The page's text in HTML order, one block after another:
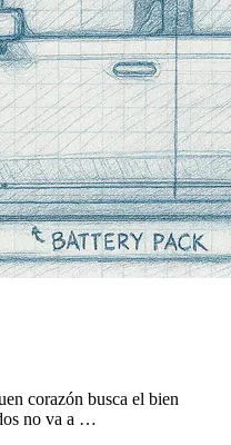
corazón busca el bien
no va a …